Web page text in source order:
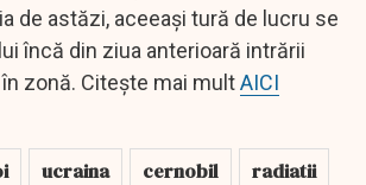
de astăzi, aceeași tură de lucru se
încă din ziua anterioară intrării
zonă. Citește mai multAICI
ucraina cernobil
radiatii